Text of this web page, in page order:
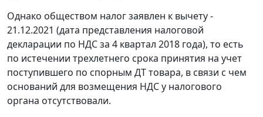
Однако обществом налог заявлен к вычету -
21.12.2021 (дата представления налоговой
декларации по НДС за 4 квартал 2018 года), то есть
по истечении трехлетнего срока принятия на учет
поступившего по спорным ДТ товара, в связи с чем
оснований для возмещения НДС у налогового
органа отсутствовали.